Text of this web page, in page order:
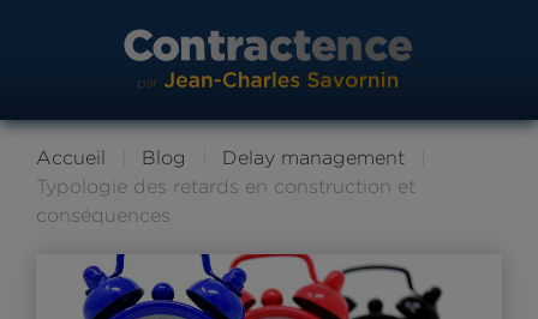
Accueil Blog
Delay management
Typologie des retards en construction et
conséquences